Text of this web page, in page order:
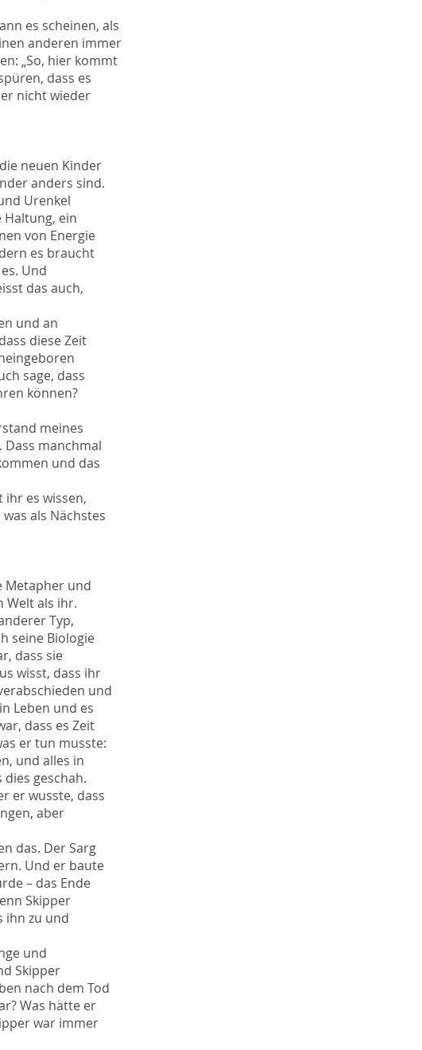
es scheinen, als
anderen immer
„So, hier kommt
dass es
nicht wieder
neuen Kinder
anders sind.
Urenkel
Haltung, ein
von Energie
es braucht
Und
das auch,
und an
diese Zeit
sage, dass
können?
meines
manchmal
und das
es wissen,
als Nächstes
Metapher und
Welt als ihr.
Typ,
seine Biologie
dass sie
wisst, dass ihr
und
Leben und es
dass es Zeit
er tun musste:
und alles in
dies geschah.
er wusste, dass
aber
das. Der Sarg
Und er baute
– das Ende
Skipper
ihn zu und
und
Skipper
nach dem Tod
Was hätte er
war immer